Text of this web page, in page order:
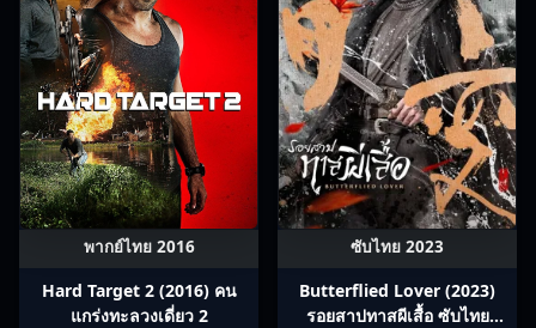
พากย์ไทย 2016
Hard Target 2 (2016) คน
แกร่งทะลวงเดี่ยว 2
ซับไทย 2023
Butterflied Lover (2023)
รอยสาปทาสผีเสื้อ ซับไทย